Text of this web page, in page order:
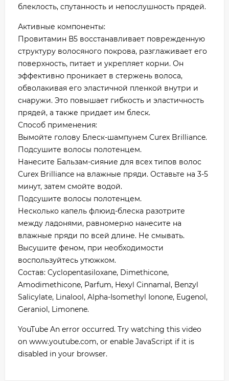
блеклость, спутанность и непослушность прядей.
Активные компоненты:
Провитамин В5 восстанавливает поврежденную
структуру волосяного покрова, разглаживает его
поверхность, питает и укрепляет корни. Он
эффективно проникает в стержень волоса,
обволакивая его эластичной пленкой внутри и
снаружи. Это повышает гибкость и эластичность
прядей, а также придает им блеск.
Способ применения:
Вымойте голову Блеск-шампунем Curex Brilliance.
Подсушите волосы полотенцем.
Нанесите Бальзам-сияние для всех типов волос
Curex Brilliance на влажные пряди. Оставьте на 3-5
минут, затем смойте водой.
Подсушите волосы полотенцем.
Несколько капель флюид-блеска разотрите
между ладонями, равномерно нанесите на
влажные пряди по всей длине. Не смывать.
Высушите феном, при необходимости
воспользуйтесь утюжком.
Состав: Cyclopentasiloxane, Dimethicone,
Amodimethicone, Parfum, Hexyl Cinnamal, Benzyl
Salicylate, Linalool, Alpha-Isomethyl Ionone, Eugenol,
Geraniol, Limonene.
YouTube An error occurred. Try watching this video
on www.youtube.com, or enable JavaScript if it is
disabled in your browser.